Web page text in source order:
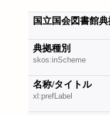
国立国会図書館
典拠種別
skos:inScheme
名称/タイトル
xl:prefLabel